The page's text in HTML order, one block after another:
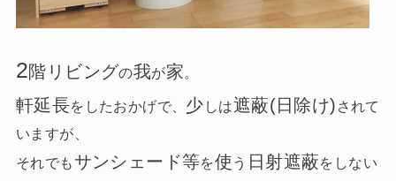
2階リビングの我が家。
軒延長をしたおかげで、 少 しは遮蔽(日除け) されて
いますが、
それでも サンシェード等を使 う 日射遮蔽をしない